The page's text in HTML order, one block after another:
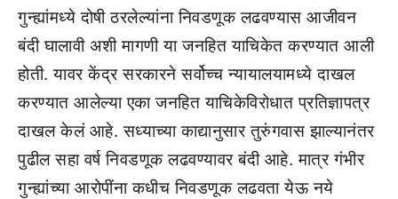
गुन्ह्यांमध्ये दोषी ठरलेल्यांना निवडणूक लढवण्यास आजीवन
बंदी घालावी अशी मागणी या जनहित याचिकेत करण्यात आली
होती. यावर केंद्र सरकारने सर्वोच्च न्यायालयामध्ये दाखल
करण्यात आलेल्या एका जनहित याचिकेविरोधात प्रतिज्ञापत्र
दाखल केलं आहे. सध्याच्या काद्यानुसार तुरुंगवास झाल्यानंतर
पुढील सहा वर्ष निवडणूक लढवण्यावर बंदी आहे. मात्र गंभीर
गुन्ह्यांच्या आरोपींना कधीच निवडणूक लढवता येऊ नये